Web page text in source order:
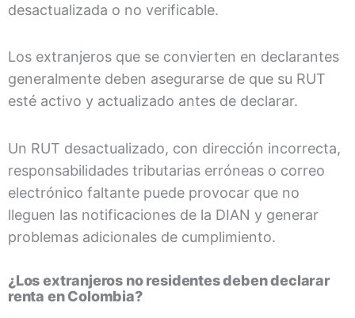
desactualizada o no verificable.
Los extranjeros que se convierten en declarantes
generalmente deben asegurarse de que su RUT
esté activo y actualizado antes de declarar.
Un RUT desactualizado, con dirección incorrecta,
responsabilidades tributarias erróneas o correo
electrónico faltante puede provocar que no
lleguen las notificaciones de la DIAN y generar
problemas adicionales de cumplimiento.
¿Los extranjeros no residentes deben declarar
renta en Colombia?